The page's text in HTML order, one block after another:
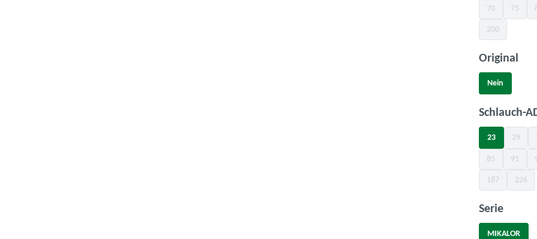
70(Diese Option
75(Diese
200(Diese Option
Original
Nein
Schlauch-
23 29(Diese
85(Diese Option
91(Diese
187(Diese Option
226
Serie
MIKALOR